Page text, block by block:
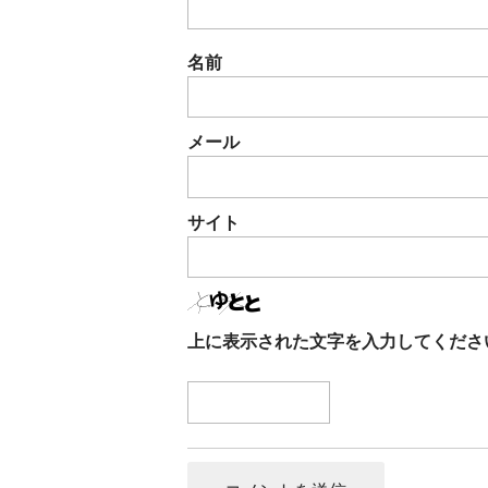
名前
メール
サイト
上に表示された文字を入力してくだ